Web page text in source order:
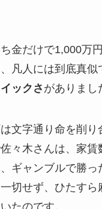
金だけで1,000万
凡人には到底真似
ックさ がありまし
文字通り命を削り
々木さんは、家賃
ギャンブルで勝っ
切せず、ひたすら